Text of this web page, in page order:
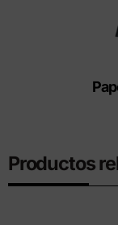
Productos